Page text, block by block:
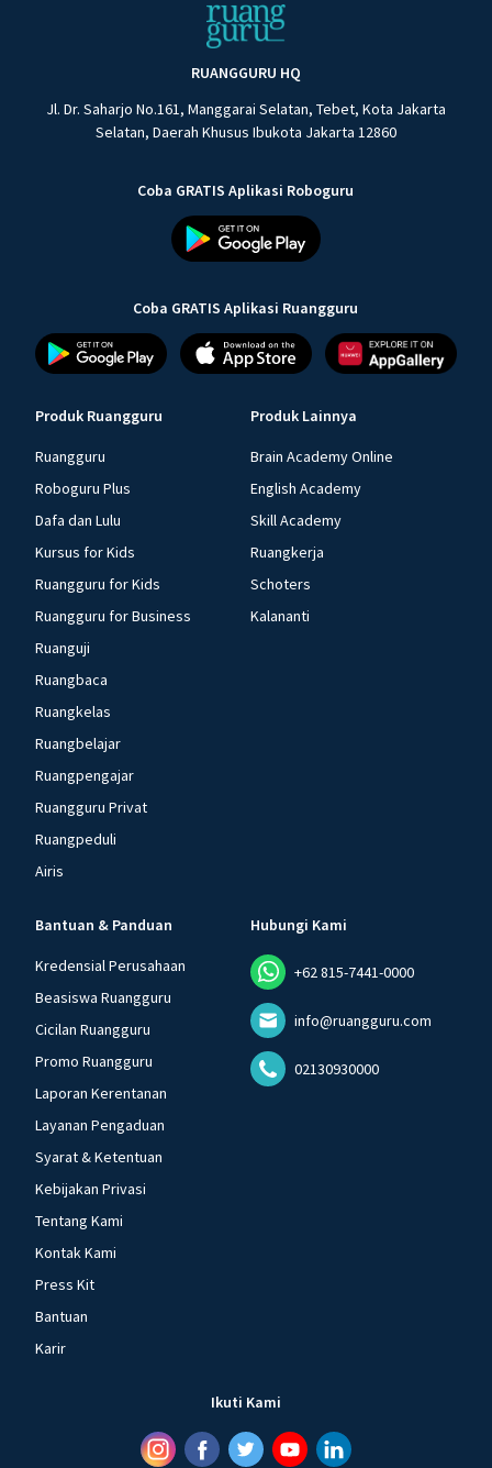
RUANGGURU HQ
Jl. Dr. Saharjo No.161, Manggarai Selatan, Tebet, Kota Jakarta
Selatan, Daerah Khusus Ibukota Jakarta 12860
Coba GRATIS Aplikasi Roboguru
Coba GRATIS Aplikasi Ruangguru
Produk Ruangguru
Ruangguru
Roboguru Plus
Dafa dan Lulu
Kursus for Kids
Ruangguru for Kids
Ruangguru for Business
Ruanguji
Ruangbaca
Ruangkelas
Ruangbelajar
Ruangpengajar
Ruangguru Privat
Ruangpeduli
Airis
Produk Lainnya
Brain Academy Online
English Academy
Skill Academy
Ruangkerja
Schoters
Kalananti
Bantuan & Panduan
Kredensial Perusahaan
Beasiswa Ruangguru
Cicilan Ruangguru
Promo Ruangguru
Laporan Kerentanan
Layanan Pengaduan
Syarat & Ketentuan
Kebijakan Privasi
Tentang Kami
Kontak Kami
Press Kit
Bantuan
Karir
Hubungi Kami
+62 815-7441-0000
info@ruangguru.com
02130930000
Ikuti Kami